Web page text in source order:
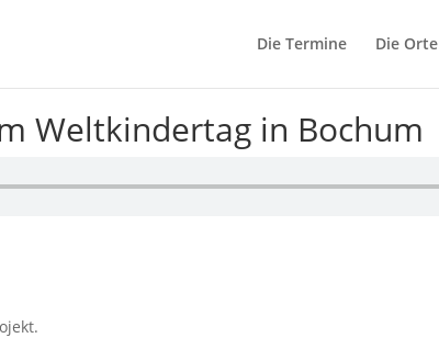
Die Termine Die Orte
Weltkindertag in Bochum